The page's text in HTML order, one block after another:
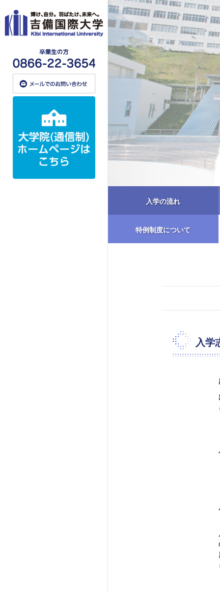
入学の流れ
特例制度について
入学